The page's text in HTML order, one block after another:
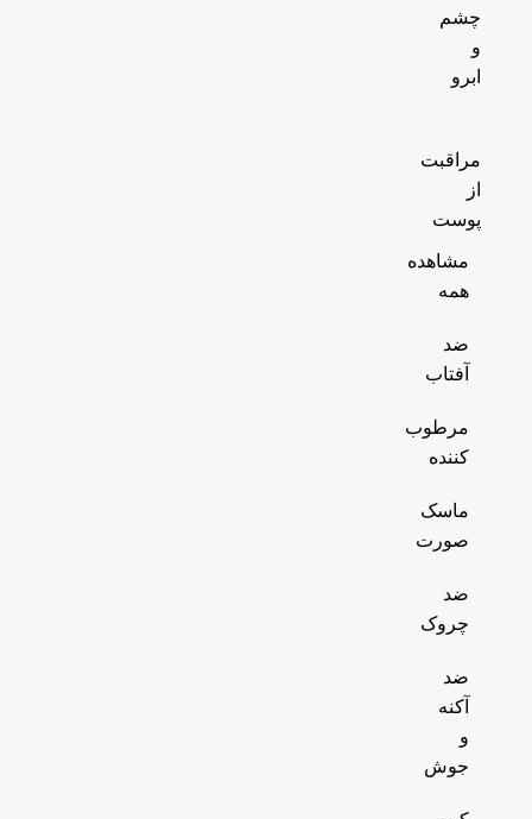
چشم
و
ابرو
مراقبت
از
پوست
مشاهده
همه
ضد
آفتاب
مرطوب
کننده
ماسک
صورت
ضد
چروک
ضد
آکنه
و
جوش